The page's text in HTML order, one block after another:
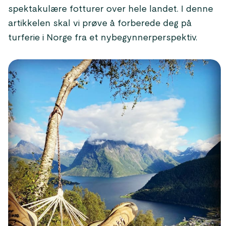
spektakulære fotturer over hele landet. I denne
artikkelen skal vi prøve å forberede deg på
turferie i Norge fra et nybegynnerperspektiv.